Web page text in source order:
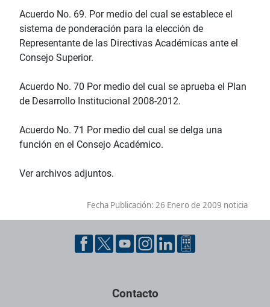
Acuerdo No. 69. Por medio del cual se establece el
sistema de ponderación para la elección de
Representante de las Directivas Académicas ante el
Consejo Superior.
Acuerdo No. 70 Por medio del cual se aprueba el Plan
de Desarrollo Institucional 2008-2012.
Acuerdo No. 71 Por medio del cual se delga una
función en el Consejo Académico.
Ver archivos adjuntos.
Fecha Publicación: 26 Enero de 2009 noticia
Contacto